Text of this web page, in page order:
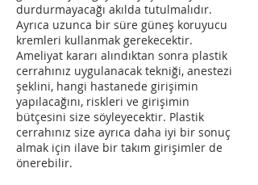
durdurmayacağı akılda tutulmalıdır.
Ayrıca uzunca bir süre güneş koruyucu
kremleri kullanmak gerekecektir.
Ameliyat kararı alındıktan sonra plastik
cerrahınız uygulanacak tekniği, anestezi
şeklini, hangi hastanede girişimin
yapılacağını, riskleri ve girişimin
bütçesini size söyleyecektir. Plastik
cerrahınız size ayrıca daha iyi bir sonuç
almak için ilave bir takım girişimler de
önerebilir.